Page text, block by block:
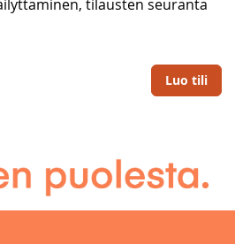
tilausten seuranta
Luo tili